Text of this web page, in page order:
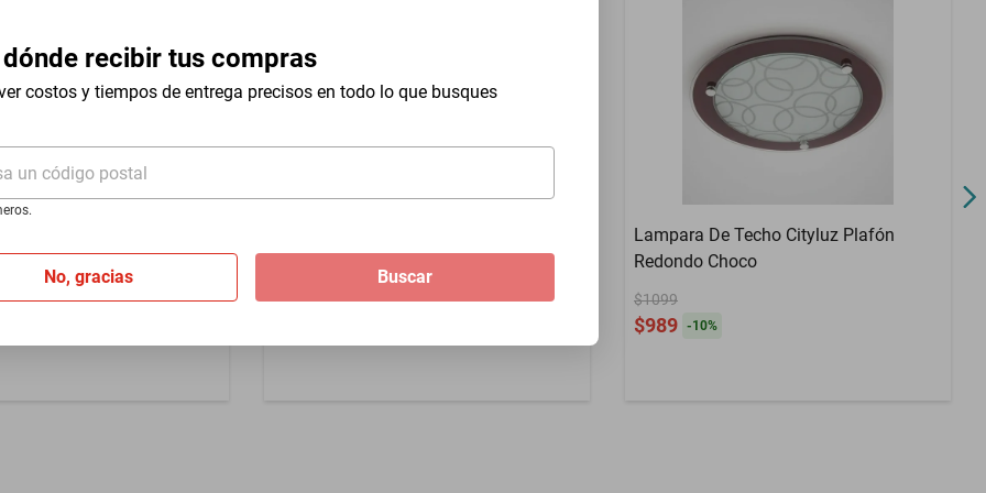
dónde recibir tus compras
costos y tiempos de entrega precisos en todo lo que busques
un código postal
No, gracias Buscar
Garantía por Defectos de
$999
Lampara De Techo Cityluz Plafón
Redondo Choco
$1099
$989 -10%